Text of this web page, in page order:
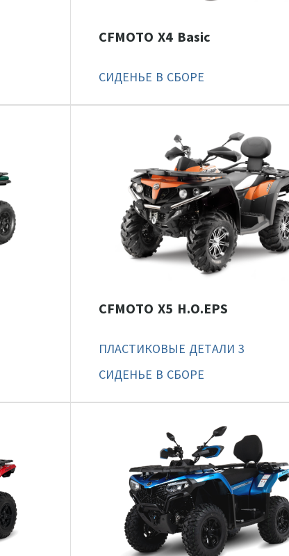
CFMOTO X4 Basic
СИДЕНЬЕ В СБОРЕ
CFMOTO X5 H.O.EPS
ПЛАСТИКОВЫЕ ДЕТАЛИ 3
СИДЕНЬЕ В СБОРЕ